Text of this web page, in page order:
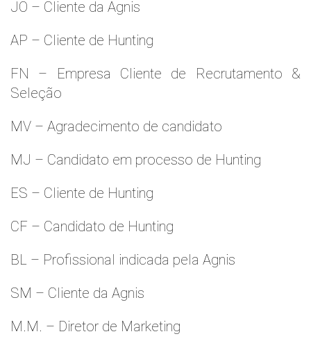
JO – Cliente da Agnis
AP – Cliente de Hunting
FN – Empresa Cliente de Recrutamento &
Seleção
MV – Agradecimento de candidato
MJ – Candidato em processo de Hunting
ES – Cliente de Hunting
CF – Candidato de Hunting
BL – Profissional indicada pela Agnis
SM – Cliente da Agnis
M.M. – Diretor de Marketing